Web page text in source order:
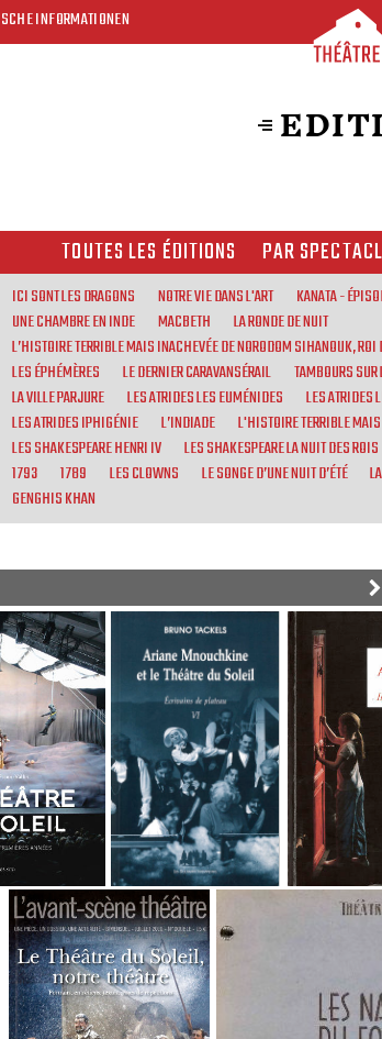
INFORMATIONEN
TOUTES LES ÉDITIONS PAR
ICI SONT LES DRAGONS NOTRE VIE DANS L'ART KANATA -
UNE CHAMBRE EN INDE
MACBETH
LA RONDE DE NUIT
L’HISTOIRE TERRIBLE MAIS INACHEVÉE DE NORODOM SIHANOUK,
LES ÉPHÉMÈRES
LE DERNIER CARAVANSÉRAIL TAMBOURS
LA VILLE PARJURE
LES ATRIDES LES EUMÉNIDES LES ATRIDES
LES ATRIDES IPHIGÉNIE
L’INDIADE
L'HISTOIRE TERRIBLE
LES SHAKESPEARE HENRI IV
LES SHAKESPEARE LA NUIT DES ROIS
1793
1789 LES CLOWNS LE SONGE D’UNE NUIT D’ÉTÉ
GENGHIS KHAN